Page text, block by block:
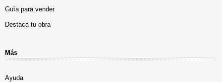
Guía para vender
Destaca tu obra
Más
Ayuda